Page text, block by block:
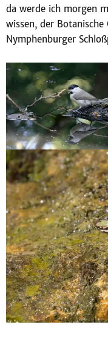
da werde ich morgen
wissen, der
Nymphenburger